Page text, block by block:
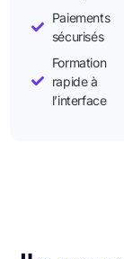
Paiements
sécurisés
Formation
rapide à
l’interface